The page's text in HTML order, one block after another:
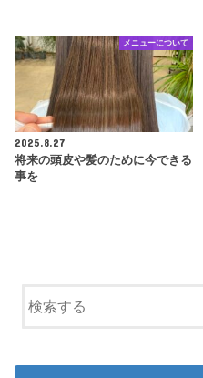
メニューについて
2025.8.27
将来の頭皮や髪のために今できる
事を